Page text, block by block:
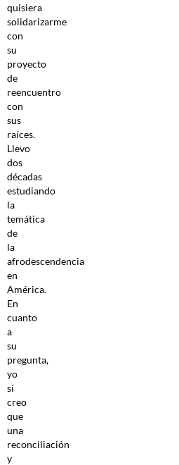
quisiera
solidarizarme
con
su
proyecto
de
reencuentro
con
sus
raíces.
Llevo
dos
décadas
estudiando
la
temática
de
la
afrodescendencia
en
América.
En
cuanto
a
su
pregunta,
yo
sí
creo
que
una
reconciliación
y